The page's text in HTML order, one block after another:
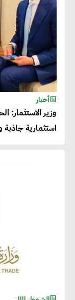
أخبار
وزير الاستثمار:
استثمارية جاذبة